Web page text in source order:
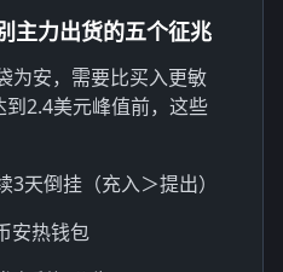
主力出货的五个征兆
为安，需要比买入更敏
2.4美元峰值前，这些
天倒挂（充入＞提出）
安热钱包